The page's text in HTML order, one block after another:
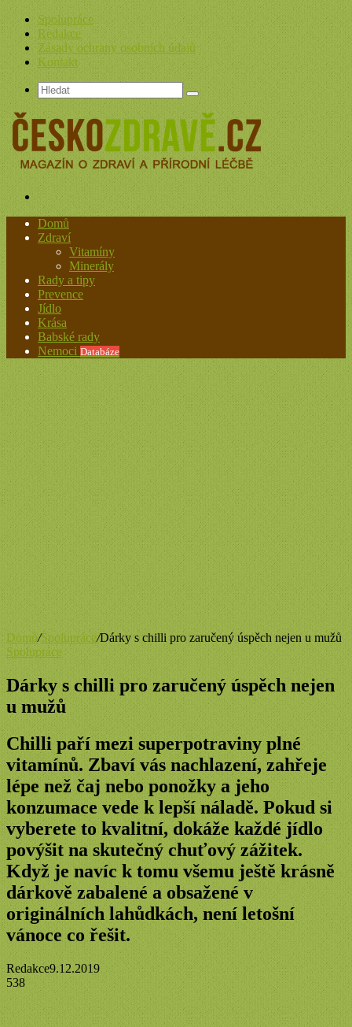
Spolupráce
Redakce
Zásady ochrany osobních údajů
Kontakt
Hledat
Menu
Domů
Zdraví
Vitamíny
Minerály
Rady a tipy
Prevence
Jídlo
Krása
Babské rady
Nemoci Databáze
Domů/Spolupráce/Dárky s chilli pro zaručený úspěch nejen u mužů
Spolupráce
Dárky s chilli pro zaručený úspěch nejen
u mužů
Chilli paří mezi superpotraviny plné
vitamínů. Zbaví vás nachlazení, zahřeje
lépe než čaj nebo ponožky a jeho
konzumace vede k lepší náladě. Pokud si
vyberete to kvalitní, dokáže každé jídlo
povýšit na skutečný chuťový zážitek.
Když je navíc k tomu všemu ještě krásně
dárkově zabalené a obsažené v
originálních lahůdkách, není letošní
vánoce co řešit.
Redakce9.12.2019
538